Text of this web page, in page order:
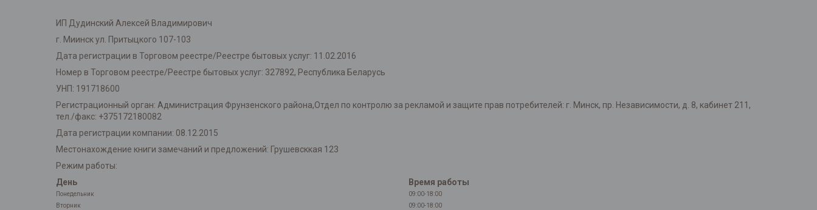
ИП Дудинский Алексей Владимирович
г. Миинск ул. Притыцкого 107-103
Дата регистрации в Торговом реестре/Реестре бытовых услуг: 11.02.2016
Номер в Торговом реестре/Реестре бытовых услуг: 327892, Республика Беларусь
УНП: 191718600
Регистрационный орган: Администрация Фрунзенского района,Отдел по контролю за рекламой и защите прав потребителей: г. Минск, пр. Независимости, д. 8, кабинет 211,
тел./факс: +375172180082
Дата регистрации компании: 08.12.2015
Местонахождение книги замечаний и предложений: Грушевсккая 123
Режим работы:
День
Время работы
Понедельник
09:00-18:00
Вторник
09:00-18:00